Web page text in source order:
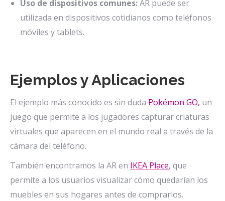
Uso de dispositivos comunes:AR puede ser
utilizada en dispositivos cotidianos como teléfonos
móviles y tablets.
Ejemplos y Aplicaciones
El ejemplo más conocido es sin duda Pokémon GO, un
juego que permite a los jugadores capturar criaturas
virtuales que aparecen en el mundo real a través de la
cámara del teléfono.
También encontramos la AR en IKEA Place, que
permite a los usuarios visualizar cómo quedarían los
muebles en sus hogares antes de comprarlos.